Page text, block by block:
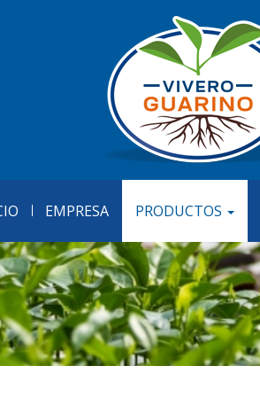
EMPRESA PRODUCTOS